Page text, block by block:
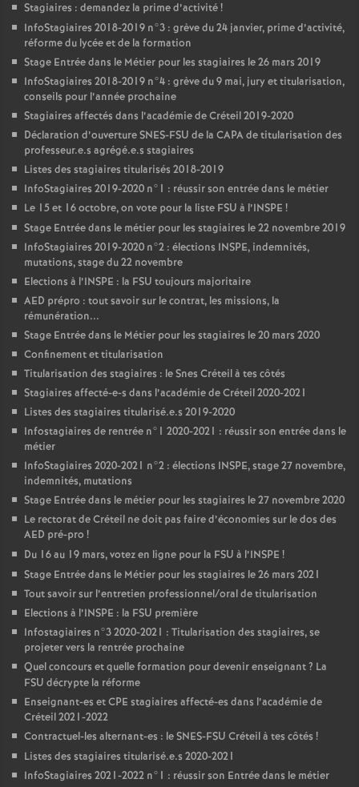
Stagiaires : demandez la prime d’activité!
InfoStagiaires 2018-2019 n°3 : grève du 24 janvier, prime d’activité,
réforme du lycée et de la formation
Stage Entrée dans le Métier pour les stagiaires le 26 mars 2019
InfoStagiaires 2018-2019 n°4 : grève du 9 mai, jury et titularisation,
conseils pour l’année prochaine
Stagiaires affectés dans l’académie de Créteil 2019-2020
Déclaration d’ouvertureSNES-FSU de la CAPAde titularisation des
professeur.e.s agrégé.e.s stagiaires
Listes des stagiaires titularisés 2018-2019
InfoStagiaires 2019-2020 n°1 : réussir son entrée dans le métier
Le 15 et 16 octobre, on vote pour la liste FSU à l’INSPE !
Stage Entrée dans le métier pour les stagiaires le 22 novembre 2019
InfoStagiaires 2019-2020 n°2 : élections INSPE, indemnités,
mutations, stage du 22 novembre
Elections à l’INSPE : la FSU toujours majoritaire
AED prépro : tout savoir sur le contrat, les missions, la
rémunération...
Stage Entrée dans le Métier pour les stagiaires le 20 mars 2020
Confinement et titularisation
Titularisation des stagiaires : le Snes Créteil à tes côtés
Stagiaires affecté-e-s dans l’académie de Créteil 2020-2021
Listes des stagiaires titularisé.e.s 2019-2020
Infostagiaires de rentrée n°1 2020-2021 : réussir son entrée dans le
métier
InfoStagiaires 2020-2021 n°2 : élections INSPE, stage 27 novembre,
indemnités, mutations
Stage Entrée dans le métier pour les stagiaires le 27 novembre 2020
Le rectorat de Créteil ne doit pas faire d’économies sur le dos des
AED pré-pro !
Du 16 au 19 mars, votez en ligne pour la FSU à l’INSPE !
Stage Entrée dans le Métier pour les stagiaires le 26 mars 2021
Tout savoir sur l’entretien professionnel/oral de titularisation
Elections à l’INSPE : la FSU première
Infostagiaires n°3 2020-2021 : Titularisation des stagiaires, se
projeter vers la rentrée prochaine
Quel concours et quelle formation pour devenir enseignant? La
FSU décrypte la réforme
Enseignant-es etCPE stagiaires affecté-es dans l’académie de
Créteil 2021-2022
Contractuel-les alternant-es : leSNES-FSU Créteil à tes côtés !
Listes des stagiaires titularisé.e.s 2020-2021
InfoStagiaires 2021-2022 n°1 : réussir son Entrée dans le métier